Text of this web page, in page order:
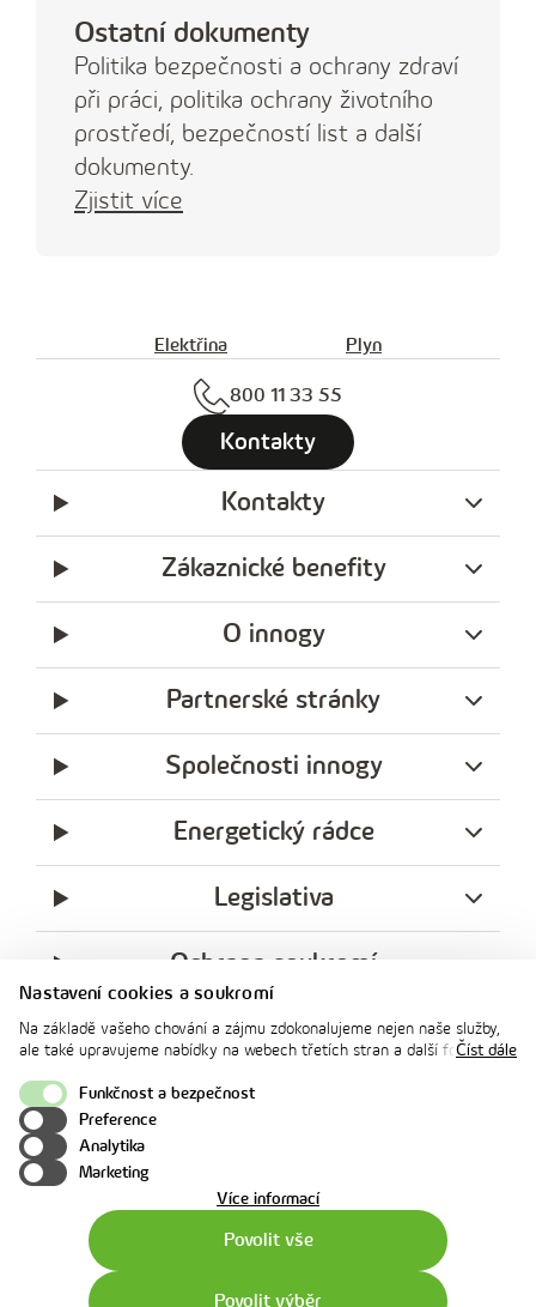
Nastavení cookies a soukromí
Na základě vašeho chování a zájmu zdokonalujeme nejen naše služby,
ale také upravujeme nabídky na webech třetích stran a další formy
souhlasu. Svoje nastavení můžete kdykoliv změnit v zápatí stránky v
„Nastavení soukromí". Více informací o tom, jak se soubory cookies a
osobními údaji pracujeme, včetně možností uplatnění vašich práv,
naleznete na webové stránce v sekci
Číst dále
Funkčnost a bezpečnost
Preference
Analytika
Marketing
Více informacío
Povolit vše
Povolit výběr
Ostatní dokumenty
Politika bezpečnosti a ochrany zdraví
při práci, politika ochrany životního
prostředí, bezpečností list a další
dokumenty.
Zjistit více
Elektřina Plyn
800 11 33 55
Kontakty
Kontakty
Zákaznické benefity
O innogy
Partnerské stránky
Společnosti innogy
Energetický rádce
Legislativa
Ochrana soukromí
messengerfacebook
x
innogy
instagramyoutubeLinkedin